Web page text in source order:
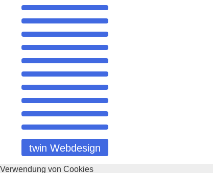
twin Webdesign
Verwendung von Cookies